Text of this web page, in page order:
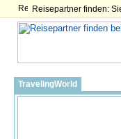
Reisepartner finden:
TravelingWorld